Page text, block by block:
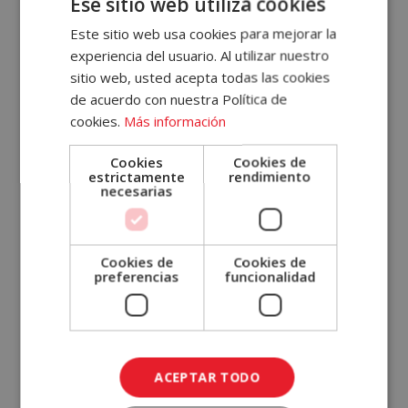
Tu
Cuenta
Email
¿Has olvidado tu contraseña?
en el encuentro virtualCómo se adapta la
industria alimentaria al Covid-19, organizado
por el Centro Nacional de Tecnología y
Seguridad Alimentaria. En este análisis
colectivo también se hizo referencia a la
búsqueda de bienestar, por parte del
consumidor, y por lo tanto a un posible auge
de los productos saludables.Sostenibilidad
se presentan como dosconceptos
¿Un freno racional a los tiempos de las
compras frenéticas?
En la línea de esta racionalización del
consumidor, que plantean los expertos en la
Este sitio web usa cookies para mejorar la
experiencia del usuario. Al utilizar nuestro
sitio web, usted acepta todas las cookies
de acuerdo con nuestra Política de
cookies. Más información
Cookies
estrictamente
necesarias
Cookies de
rendimiento
Cookies de
preferencias
Cookies de
funcionalidad
ACEPTAR TODO